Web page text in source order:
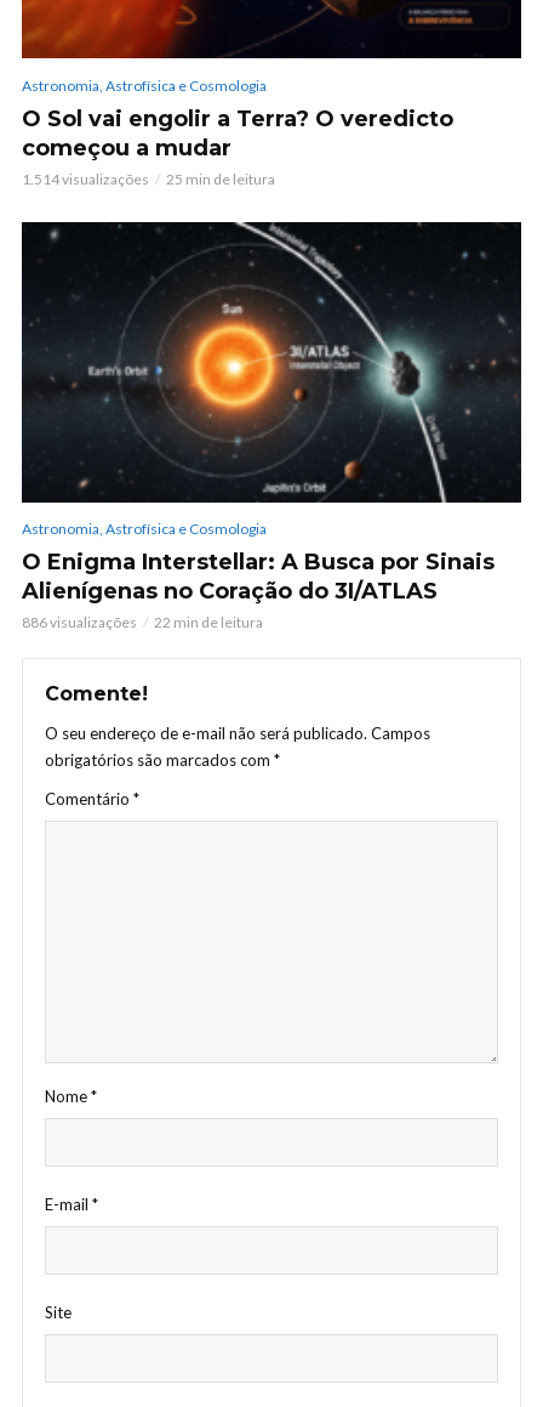
Astronomia, Astrofísica e Cosmologia
O Sol vai engolir a Terra? O veredicto
começou a mudar
1.514 visualizações 25 min de leitura
Astronomia, Astrofísica e Cosmologia
O Enigma Interstellar: A Busca por Sinais
Alienígenas no Coração do 3I/ATLAS
886 visualizações 22 min de leitura
Comente!
O seu endereço de e-mail não será publicado. Campos
obrigatórios são marcados com *
Comentário *
Nome*
E-mail *
Site